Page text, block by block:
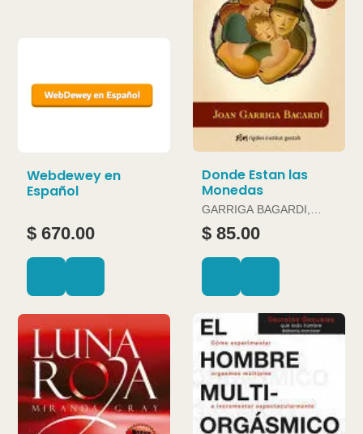
Webdewey en
Español
$ 670.00
Donde Estan las
Monedas
GARRIGA BAGARDI,
JOAN
$ 85.00